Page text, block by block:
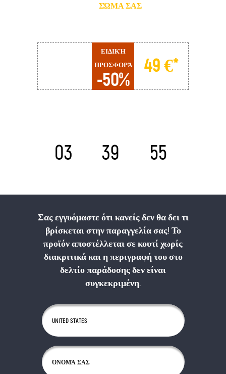
ΣΏΜΑ ΣΑΣ
49 €*
ΕΙΔΙΚΉ
ΠΡΟΣΦΟΡΆ
-50%
03 39 54
Σας εγγυόμαστε ότι κανείς δεν θα δει τι
βρίσκεται στην παραγγελία σας! Το
προϊόν αποστέλλεται σε κουτί χωρίς
διακριτικά και η περιγραφή του στο
δελτίο παράδοσης δεν είναι
συγκεκριμένη.